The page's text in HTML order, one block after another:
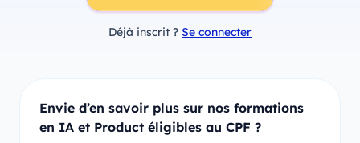
Déjà inscrit ? Se connecter
Envie d’en savoir plus sur nos formations
en IA et Product éligibles au CPF ?